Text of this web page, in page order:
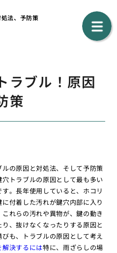
法、予防策
ラブル！原因
策
の原因と対処法、そして予防策
トラブルの原因として最も多い
。長年使用していると、ホコリ
付着した汚れが鍵穴内部に入り
れらの汚れや異物が、鍵の動き
、抜けなくなったりする原因と
も、トラブルの原因として考え
解決するには特に、雨ざらしの場